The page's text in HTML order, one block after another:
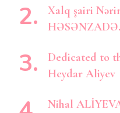
Xalq şairi
Dedicated to
Heydar Aliyev
Nihal